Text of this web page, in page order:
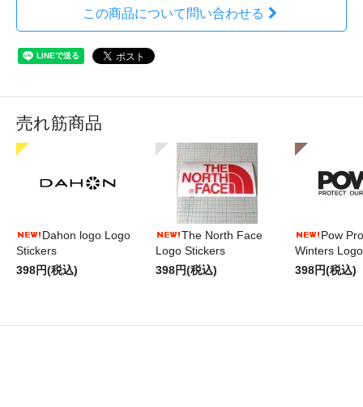
この商品について問い合わせる
売れ筋商品
Dahon logo Logo
Stickers
398円(税込)
The North Face
Logo Stickers
398円(税込)
Pow
Winters
398円(税込)